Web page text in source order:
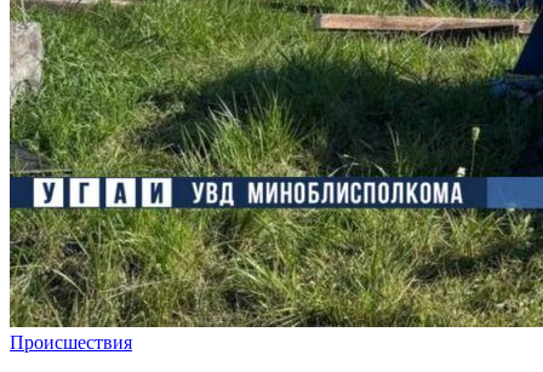
Происшествия